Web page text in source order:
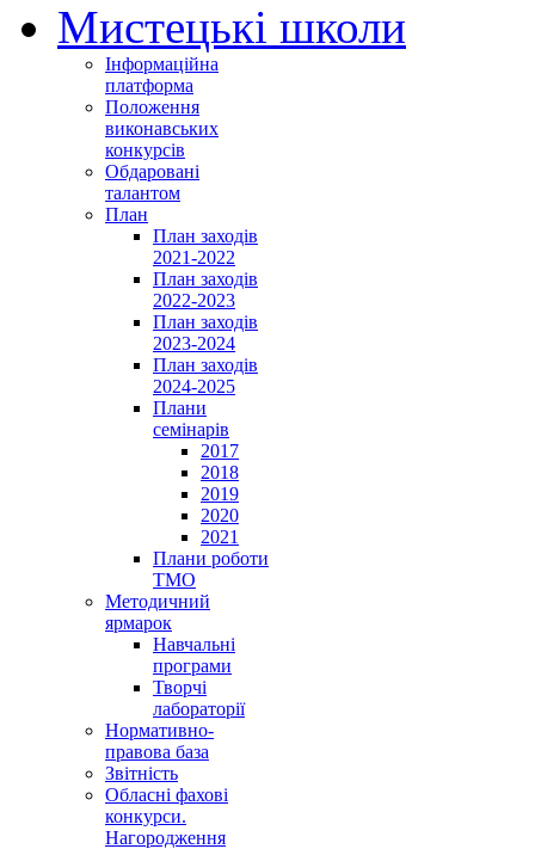
Мистецькі школи
Інформаційна
платформа
Положення
виконавських
конкурсів
Обдаровані
талантом
План
План заходів
2021-2022
План заходів
2022-2023
План заходів
2023-2024
План заходів
2024-2025
Плани
семінарів
2017
2018
2019
2020
2021
Плани роботи
ТМО
Методичний
ярмарок
Навчальні
програми
Творчі
лабораторії
Нормативно-
правова база
Звітність
Обласні фахові
конкурси.
Нагородження